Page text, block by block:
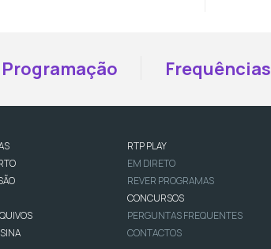
Programação Frequências
RTP PLAY
EM DIRETO
REVER PROGRAMAS
CONCURSOS
PERGUNTAS FREQUENTES
CONTACTOS